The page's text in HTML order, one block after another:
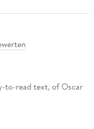
to-read text, of Oscar